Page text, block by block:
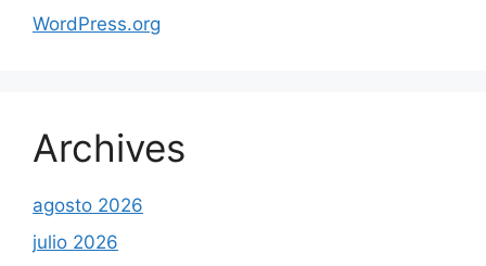
WordPress.org
Archives
agosto 2026
julio 2026